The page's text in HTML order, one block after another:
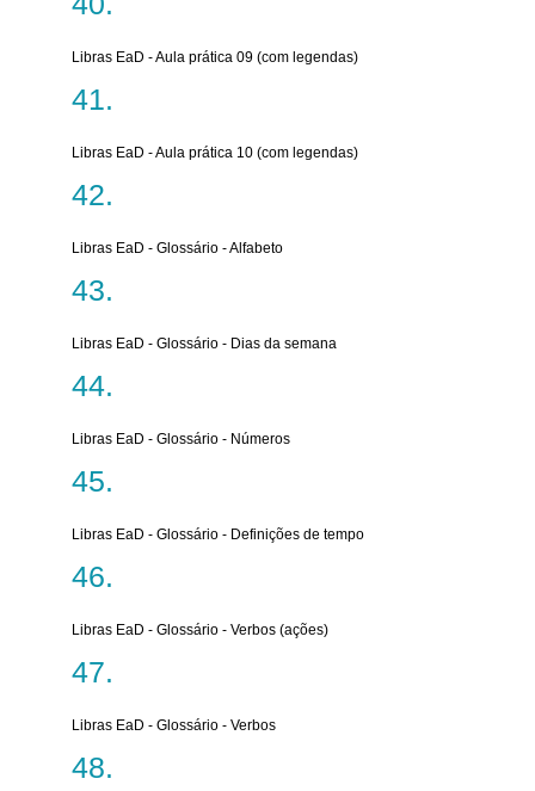
Libras EaD - Aula prática 09 (com legendas)
Libras EaD - Aula prática 10 (com legendas)
Libras EaD - Glossário - Alfabeto
Libras EaD - Glossário - Dias da semana
Libras EaD - Glossário - Números
Libras EaD - Glossário - Definições de tempo
Libras EaD - Glossário - Verbos (ações)
Libras EaD - Glossário - Verbos